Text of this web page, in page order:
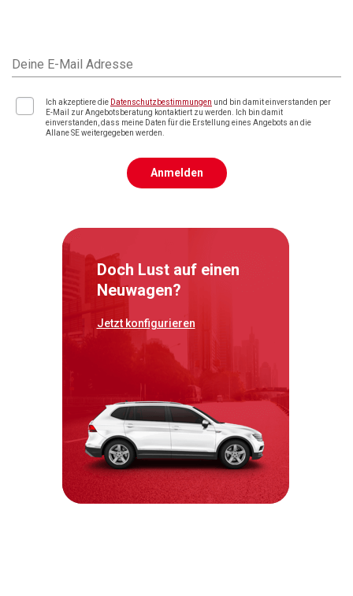
Deine E-Mail Adresse
Ich akzeptiere die Datenschutzbestimmungen und bin damit einverstanden per
E-Mail zur Angebotsberatung kontaktiert zu werden. Ich bin damit
einverstanden, dass meine Daten für die Erstellung eines Angebots an die
Allane SE weitergegeben werden.
Anmelden
Doch Lust auf einen
Neuwagen?
Jetzt konfigurieren